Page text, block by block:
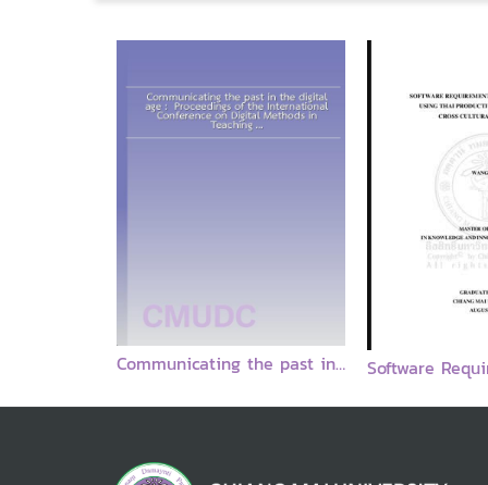
Communicating the past in the digital age : Proceedings of the International Conference on Digital Methods in Teaching and Learning in Archaeology (1213 October 2018) / edited by Sebastian Hageneuer